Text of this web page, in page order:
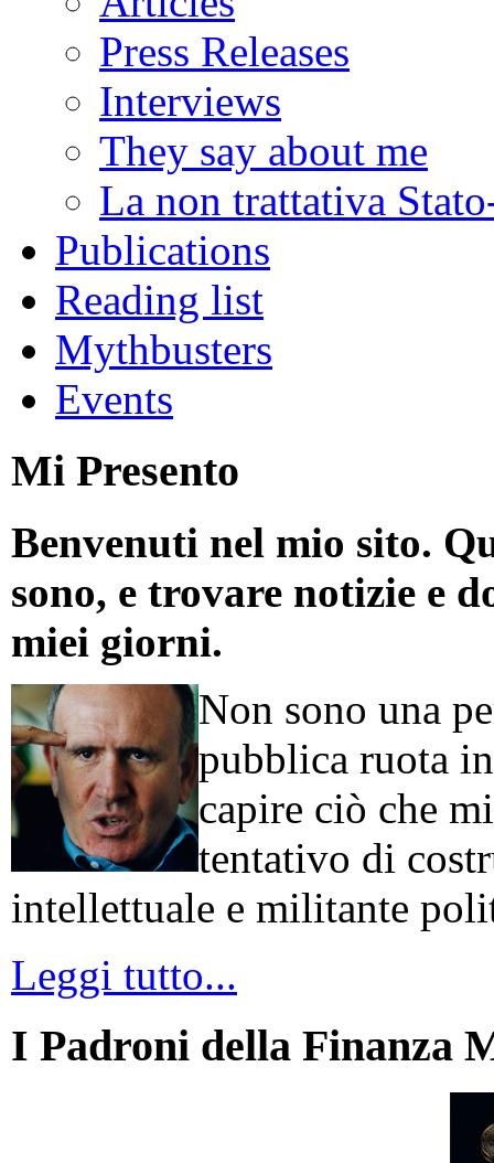
Press Releases
Interviews
They say about me
La non trattativa
Publications
Reading list
Mythbusters
Events
Mi Presento
Benvenuti nel mio sito.
sono, e trovare notizie e
miei giorni.
Non sono una
pubblica ruota
capire ciò che
tentativo di
intellettuale e militante
Leggi tutto...
I Padroni della Finanza